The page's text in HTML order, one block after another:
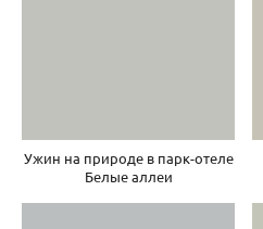
Ужин на природе в парк-отеле
Белые аллеи